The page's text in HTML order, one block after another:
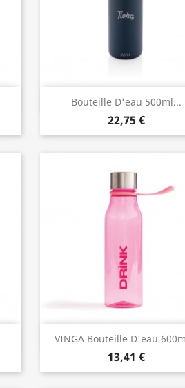
Bouteille D'eau 500ml...
22,75 €
Aperçu rapide
VINGA Bouteille D'eau
13,41 €
Aperçu rapide